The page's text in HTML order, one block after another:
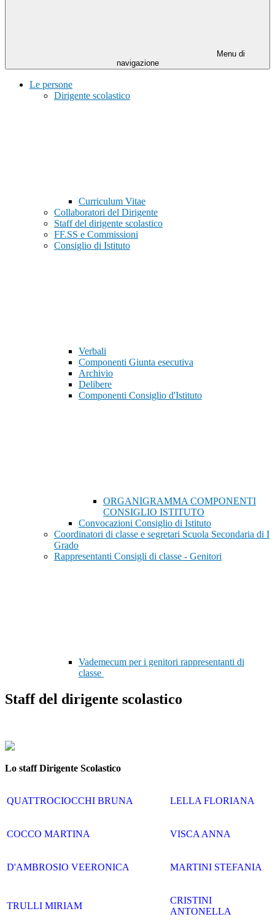
Menu di
navigazione
Le persone
Dirigente scolastico
Curriculum Vitae
Collaboratori del Dirigente
Staff del dirigente scolastico
FF.SS e Commissioni
Consiglio di Istituto
Verbali
Componenti Giunta esecutiva
Archivio
Delibere
Componenti Consiglio d'Istituto
ORGANIGRAMMA COMPONENTI
CONSIGLIO ISTITUTO
Convocazioni Consiglio di Istituto
Coordinatori di classe e segretari Scuola Secondaria di I
Grado
Rappresentanti Consigli di classe - Genitori
Vademecum per i genitori rappresentanti di
classe
Staff del dirigente scolastico
Lo staff Dirigente Scolastico
QUATTROCIOCCHI BRUNA LELLA FLORIANA
COCCO MARTINA VISCA ANNA
D'AMBROSIO VEERONICA MARTINI STEFANIA
TRULLI MIRIAM
CRISTINI
ANTONELLA